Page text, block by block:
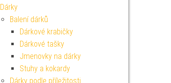
Dárky
Balení dárků
Dárkové krabičky
Dárkové tašky
Jmenovky na dárky
Stuhy a kokardy
Dárky podle příležitosti